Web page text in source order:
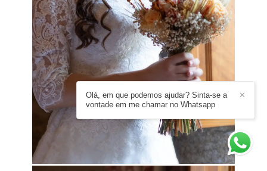
✕
Olá, em que podemos ajudar? Sinta-se a
vontade em me chamar no Whatsapp